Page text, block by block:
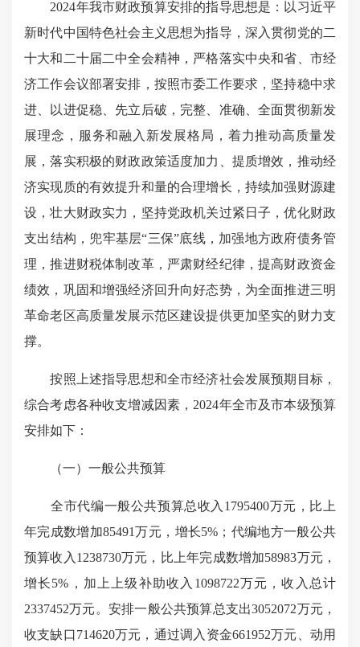
2024年我市财政预算安排的指导思想是：以习近平
新时代中国特色社会主义思想为指导，深入贯彻党的二
十大和二十届二中全会精神，严格落实中央和省、市经
济工作会议部署安排，按照市委工作要求，坚持稳中求
进、以进促稳、先立后破，完整、准确、全面贯彻新发
展理念，服务和融入新发展格局，着力推动高质量发
展，落实积极的财政政策适度加力、提质增效，推动经
济实现质的有效提升和量的合理增长，持续加强财源建
设，壮大财政实力，坚持党政机关过紧日子，优化财政
支出结构，兜牢基层“三保”底线，加强地方政府债务管
理，推进财税体制改革，严肃财经纪律，提高财政资金
绩效，巩固和增强经济回升向好态势，为全面推进三明
革命老区高质量发展示范区建设提供更加坚实的财力支
撑。
按照上述指导思想和全市经济社会发展预期目标，
综合考虑各种收支增减因素，2024年全市及市本级预算
安排如下：
（一）一般公共预算
全市代编一般公共预算总收入1795400万元，比上
年完成数增加85491万元，增长5%；代编地方一般公共
预算收入1238730万元，比上年完成数增加58983万元，
增长5%，加上上级补助收入1098722万元，收入总计
2337452万元。安排一般公共预算总支出3052072万元，
收支缺口714620万元，通过调入资金661952万元、动用